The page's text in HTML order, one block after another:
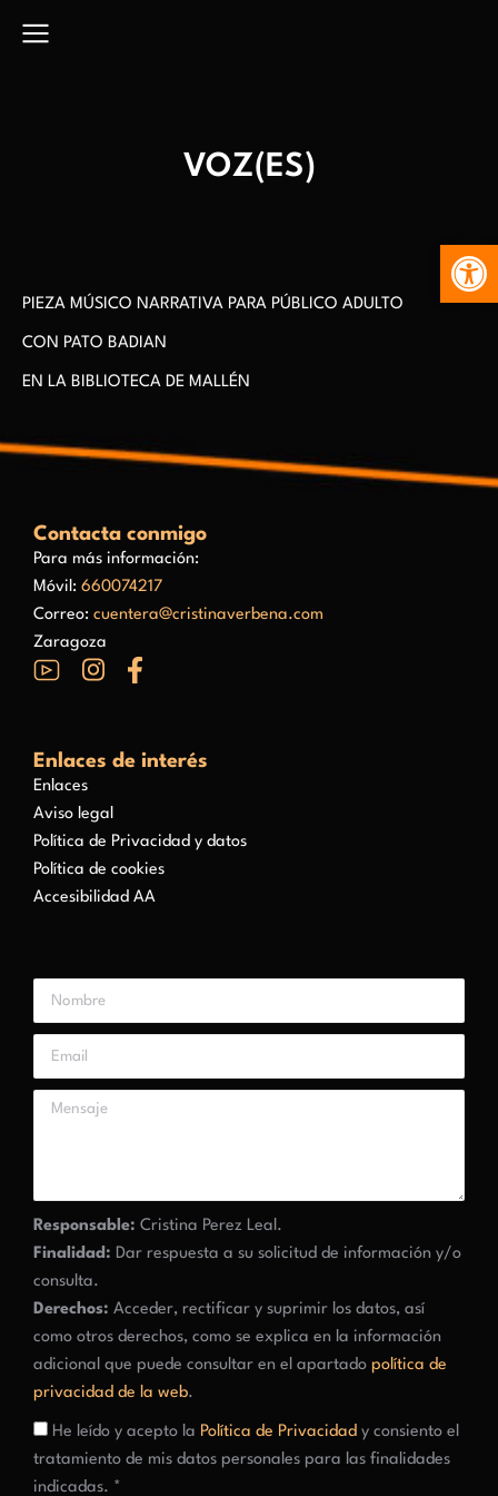
VOZ(ES)
PIEZA MÚSICO NARRATIVA PARA PÚBLICO ADULTO
CON PATO BADIAN
EN LA BIBLIOTECA DE MALLÉN
Contacta conmigo
Para más información:
Móvil: 660074217
Correo: cuentera@cristinaverbena.com
Zaragoza
Enlaces de interés
Enlaces
Aviso legal
Política de Privacidad y datos
Política de cookies
Accesibilidad AA
Responsable: Cristina Perez Leal.
Finalidad: Dar respuesta a su solicitud de información y/o
consulta.
Derechos: Acceder, rectificar y suprimir los datos, así
como otros derechos, como se explica en la información
adicional que puede consultar en el apartado política de
privacidad de la web.
He leído y acepto la Política de Privacidad y consiento el
tratamiento de mis datos personales para las finalidades
indicadas. *